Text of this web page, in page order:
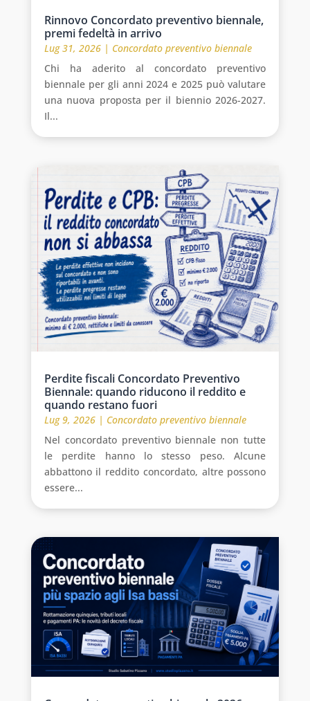
Rinnovo Concordato preventivo biennale,
premi fedeltà in arrivo
Lug 31, 2026| Concordato preventivo biennale
Chi ha aderito al concordato preventivo
biennale per gli anni 2024 e 2025 può valutare
una nuova proposta per il biennio 2026-2027.
Il...
Perdite fiscali Concordato Preventivo
Biennale: quando riducono il reddito e
quando restano fuori
Lug 9, 2026| Concordato preventivo biennale
Nel concordato preventivo biennale non tutte
le perdite hanno lo stesso peso. Alcune
abbattono il reddito concordato, altre possono
essere...